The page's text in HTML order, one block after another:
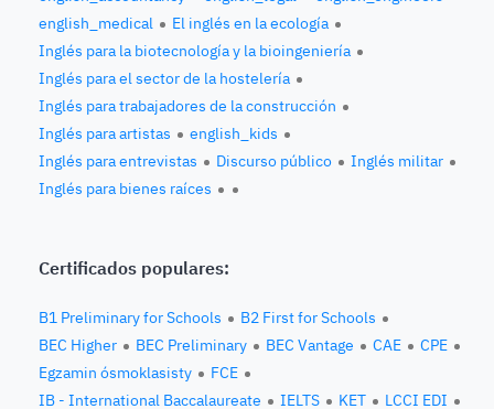
english_medical
El inglés en la ecología
Inglés para la biotecnología y la bioingeniería
Inglés para el sector de la hostelería
Inglés para trabajadores de la construcción
Inglés para artistas
english_kids
Inglés para entrevistas
Discurso público
Inglés militar
Inglés para bienes raíces
Certificados populares:
B1 Preliminary for Schools
B2 First for Schools
BEC Higher
BEC Preliminary BEC Vantage CAE
CPE
Egzamin ósmoklasisty
FCE
IB - International Baccalaureate
IELTS KET
LCCI EDI